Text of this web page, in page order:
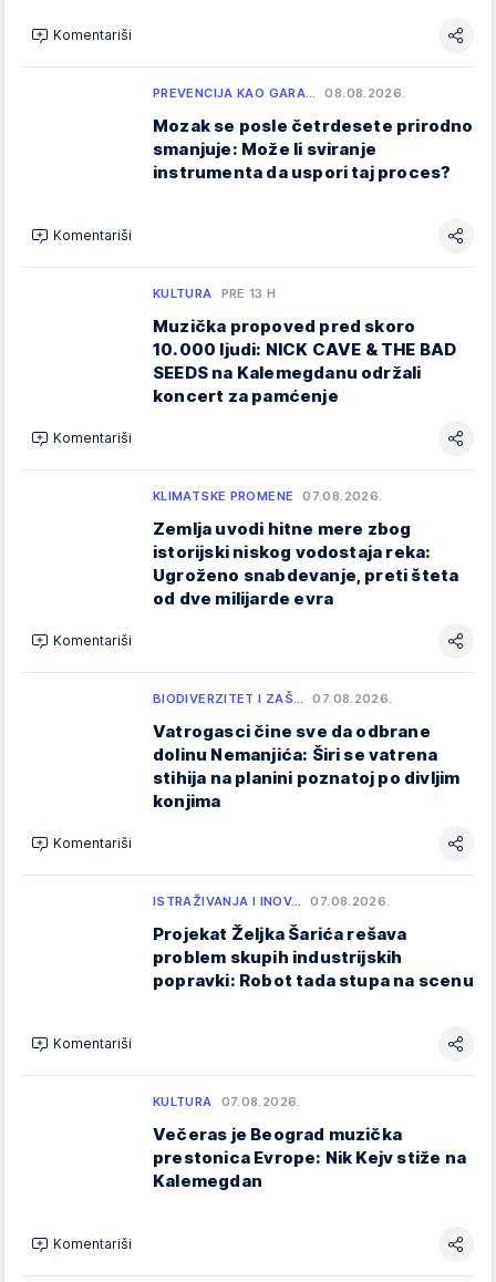
Komentariši
PREVENCIJA KAO GARA… 08.08.2026.
Mozak se posle četrdesete prirodno
smanjuje: Može li sviranje
instrumenta da uspori taj proces?
Komentariši
KULTURA PRE 13 H
Muzička propoved pred skoro
10.000 ljudi: NICK CAVE & THE BAD
SEEDS na Kalemegdanu održali
koncert za pamćenje
Komentariši
KLIMATSKE PROMENE 07.08.2026.
Zemlja uvodi hitne mere zbog
istorijski niskog vodostaja reka:
Ugroženo snabdevanje, preti šteta
od dve milijarde evra
Komentariši
BIODIVERZITET I ZAŠ… 07.08.2026.
Vatrogasci čine sve da odbrane
dolinu Nemanjića: Širi se vatrena
stihija na planini poznatoj po divljim
konjima
Komentariši
ISTRAŽIVANJA I INOV… 07.08.2026.
Projekat Željka Šarića rešava
problem skupih industrijskih
popravki: Robot tada stupa na scenu
Komentariši
KULTURA 07.08.2026.
Večeras je Beograd muzička
prestonica Evrope: Nik Kejv stiže na
Kalemegdan
Komentariši